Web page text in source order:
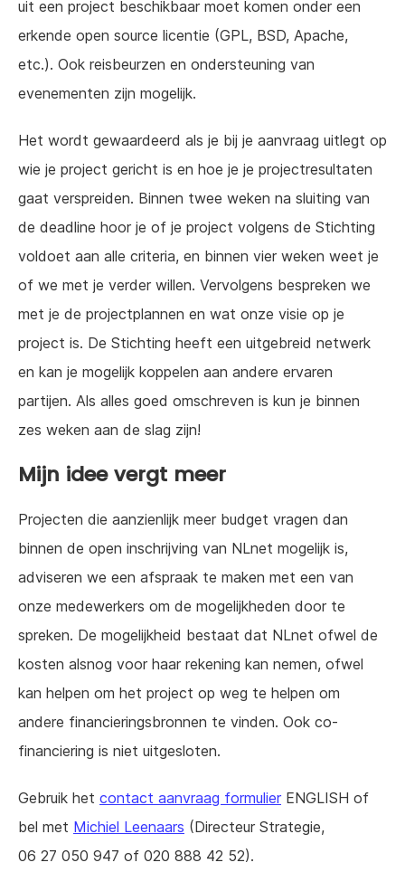
uit een project beschikbaar moet komen onder een
erkende open source licentie (GPL, BSD, Apache,
etc.). Ook reisbeurzen en ondersteuning van
evenementen zijn mogelijk.
Het wordt gewaardeerd als je bij je aanvraag uitlegt op
wie je project gericht is en hoe je je projectresultaten
gaat verspreiden. Binnen twee weken na sluiting van
de deadline hoor je of je project volgens de Stichting
voldoet aan alle criteria, en binnen vier weken weet je
of we met je verder willen. Vervolgens bespreken we
met je de projectplannen en wat onze visie op je
project is. De Stichting heeft een uitgebreid netwerk
en kan je mogelijk koppelen aan andere ervaren
partijen. Als alles goed omschreven is kun je binnen
zes weken aan de slag zijn!
Mijn idee vergt meer
Projecten die aanzienlijk meer budget vragen dan
binnen de open inschrijving van NLnet mogelijk is,
adviseren we een afspraak te maken met een van
onze medewerkers om de mogelijkheden door te
spreken. De mogelijkheid bestaat dat NLnet ofwel de
kosten alsnog voor haar rekening kan nemen, ofwel
kan helpen om het project op weg te helpen om
andere financieringsbronnen te vinden. Ook co-
financiering is niet uitgesloten.
Gebruik het contact aanvraag formulier ENGLISH of
bel met Michiel Leenaars (Directeur Strategie,
06 27 050 947 of 020 888 42 52).